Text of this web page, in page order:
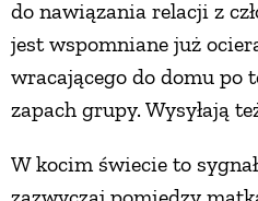
do nawiązania relacji z
jest wspomniane już
wracającego do domu po
zapach grupy. Wysyłają
W kocim świecie to